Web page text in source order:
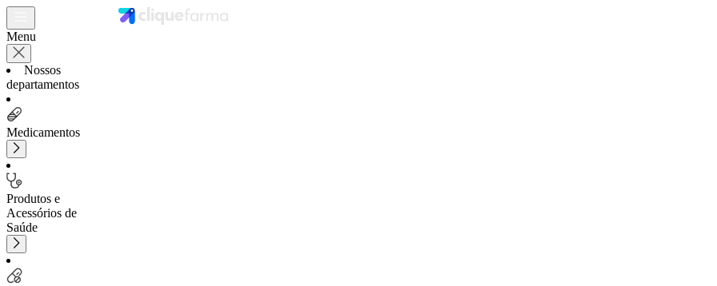
Menu
Nossos
departamentos
Medicamentos
Produtos e
Acessórios de
Saúde